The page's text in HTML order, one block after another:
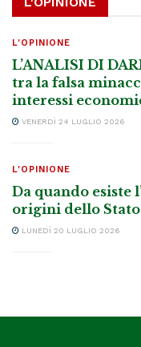
L'OPINIONE
L’ANALISI DI
tra la falsa
interessi
VENERDÌ 24 LUGLIO 2026
L'OPINIONE
Da quando esiste
origini dello
LUNEDÌ 20 LUGLIO 2026